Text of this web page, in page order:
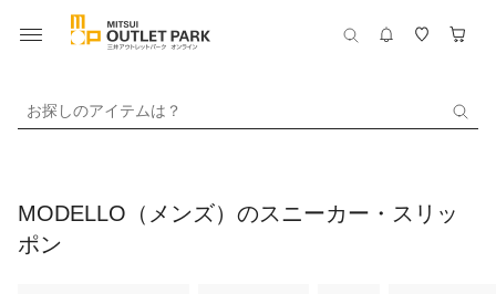
お探しのアイテムは？
MODELLO（メンズ）のスニーカー・スリッ
ポン